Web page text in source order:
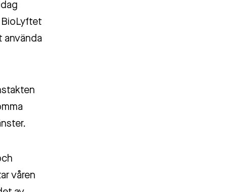
BioLyftet
använda
våren